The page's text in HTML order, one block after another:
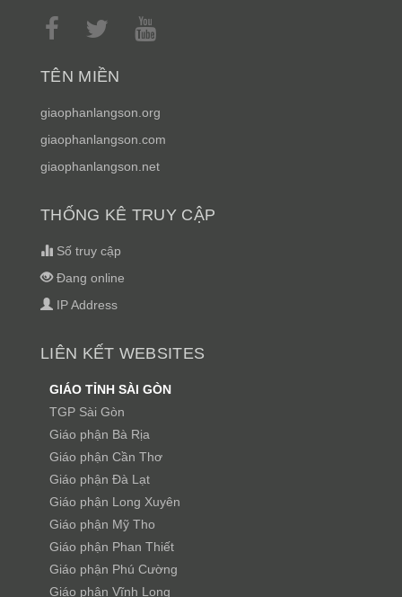
TÊN MIỀN
giaophanlangson.org
giaophanlangson.com
giaophanlangson.net
THỐNG KÊ TRUY CẬP
Số truy cập
Đang online
IP Address
LIÊN KẾT WEBSITES
GIÁO TỈNH SÀI GÒN
TGP Sài Gòn
Giáo phận Bà Rịa
Giáo phận Cần Thơ
Giáo phận Đà Lạt
Giáo phận Long Xuyên
Giáo phận Mỹ Tho
Giáo phận Phan Thiết
Giáo phận Phú Cường
Giáo phận Vĩnh Long